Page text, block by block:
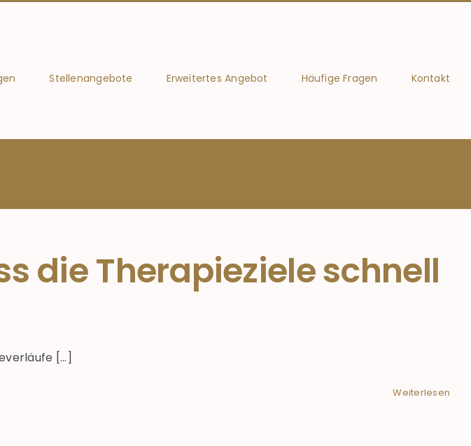
Stellenangebote Erweitertes Angebot Häufige Fragen Kontakt
die Therapieziele schnell
[...]
Weiterlesen